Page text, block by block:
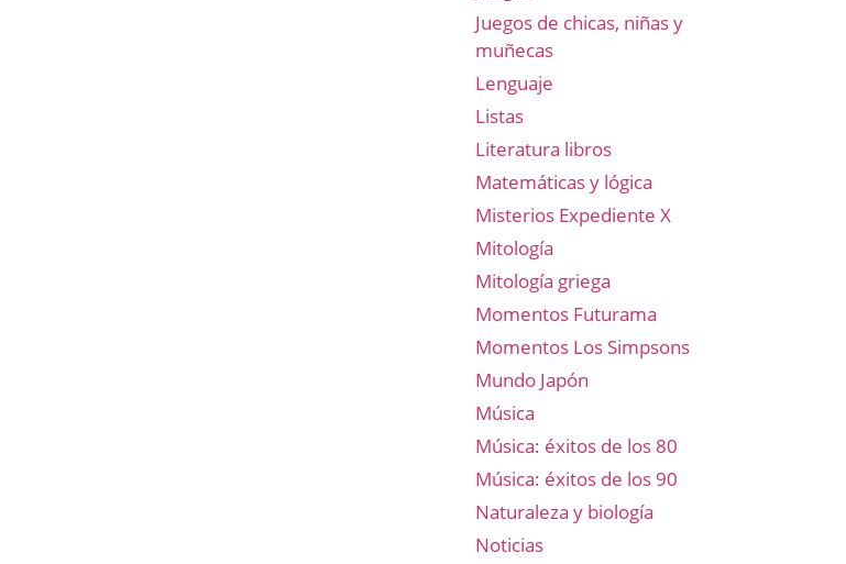
Juegos de chicas, niñas y
muñecas
Lenguaje
Listas
Literatura libros
Matemáticas y lógica
Misterios Expediente X
Mitología
Mitología griega
Momentos Futurama
Momentos Los Simpsons
Mundo Japón
Música
Música: éxitos de los 80
Música: éxitos de los 90
Naturaleza y biología
Noticias